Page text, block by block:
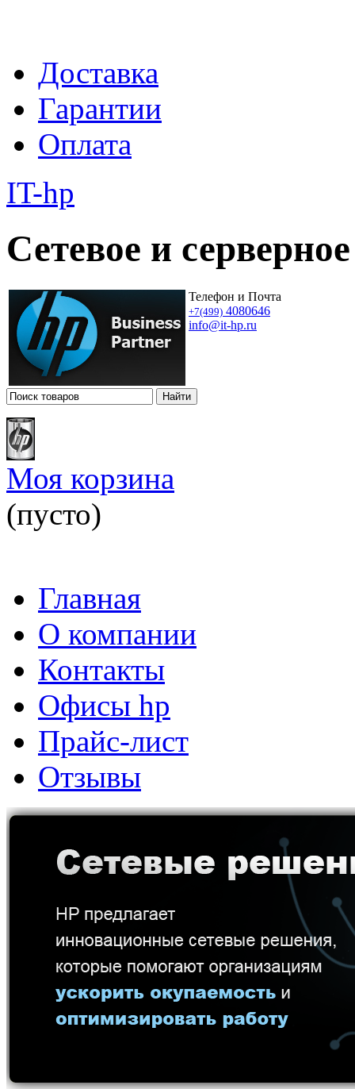
Доставка
Гарантии
Оплата
IT-hp
Сетевое и
Телефон и Почта
+7(499) 4080646
info@it-hp.ru
Моя корзина
(пусто)
Главная
О компании
Контакты
Офисы hp
Прайс-лист
Отзывы